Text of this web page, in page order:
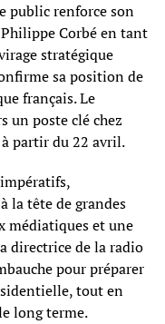
public renforce son
Corbé en tant
stratégique
sa position de
français. Le
un poste clé chez
partir du 22 avril.
la tête de grandes
médiatiques et une
directrice de la radio
pour préparer
tout en
long terme.